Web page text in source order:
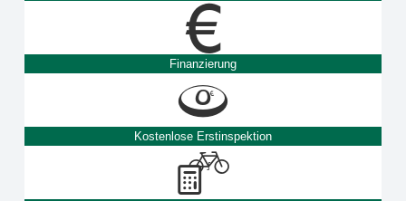
Finanzierung
Kostenlose Erstinspektion